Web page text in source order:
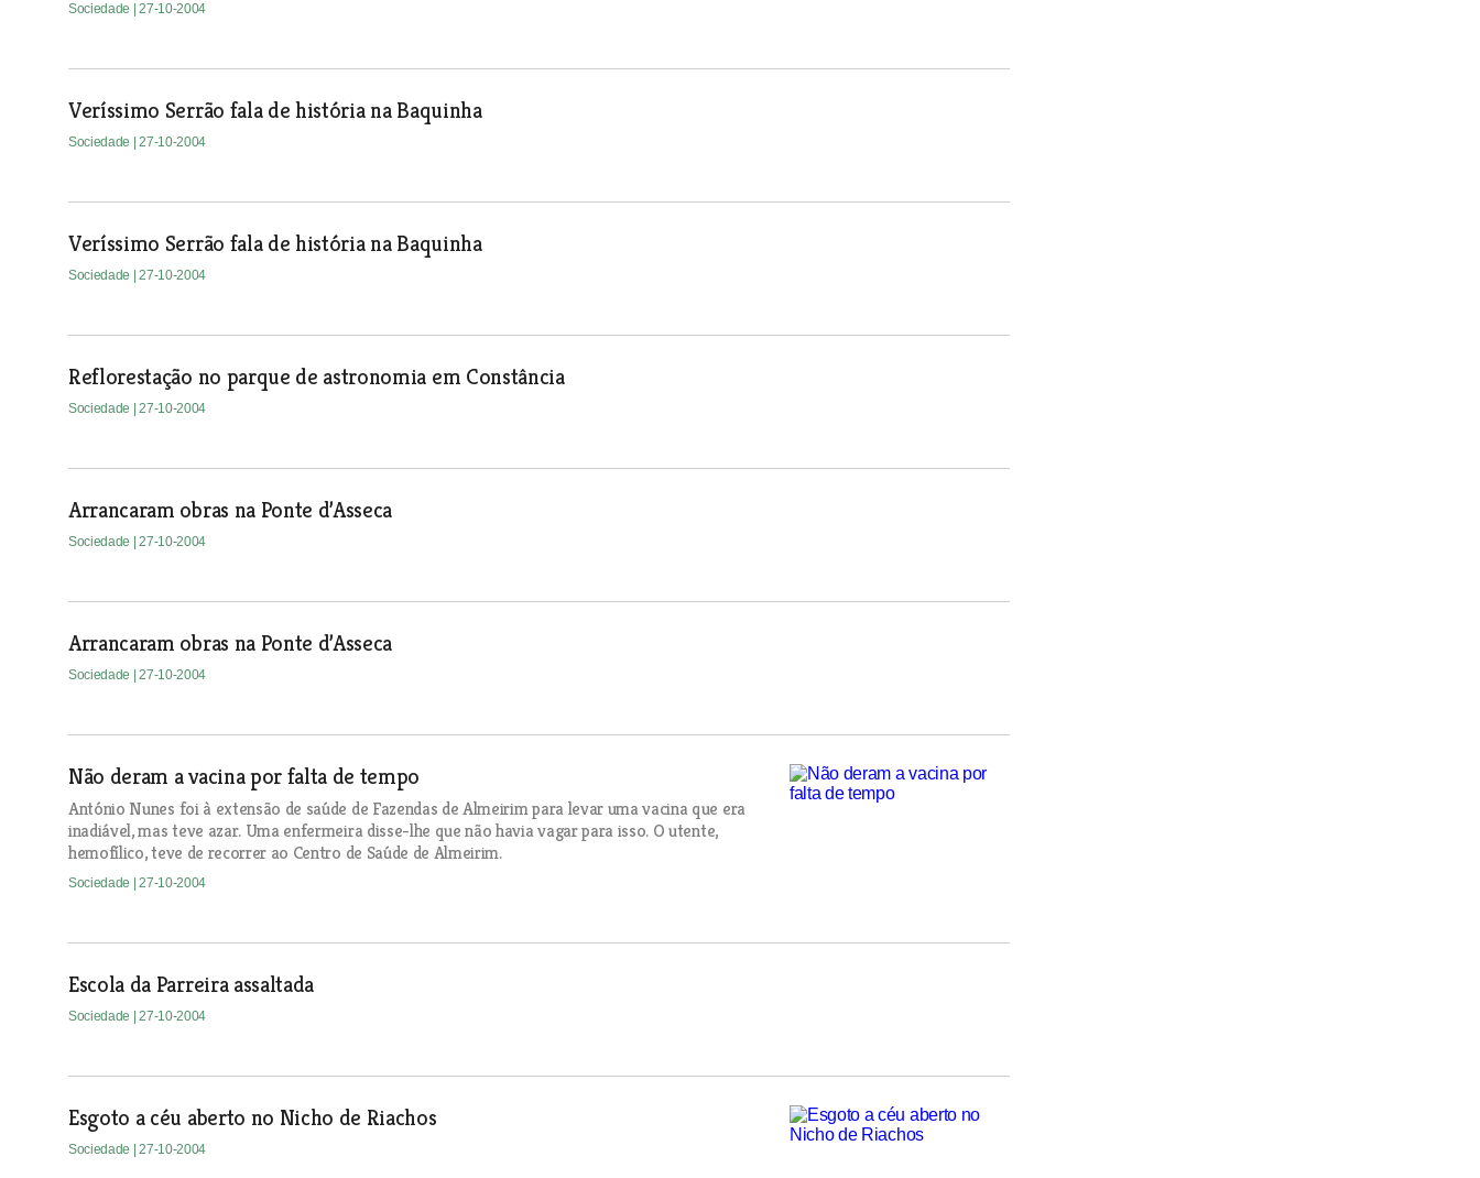
Sociedade | 27-10-2004
Veríssimo Serrão fala de história na Baquinha
Sociedade | 27-10-2004
Veríssimo Serrão fala de história na Baquinha
Sociedade | 27-10-2004
Reflorestação no parque de astronomia em Constância
Sociedade | 27-10-2004
Arrancaram obras na Ponte d’Asseca
Sociedade | 27-10-2004
Arrancaram obras na Ponte d’Asseca
Sociedade | 27-10-2004
Não deram a vacina por falta de tempo
António Nunes foi à extensão de saúde de Fazendas de Almeirim para levar uma vacina que era
inadiável, mas teve azar. Uma enfermeira disse-lhe que não havia vagar para isso. O utente,
hemofílico, teve de recorrer ao Centro de Saúde de Almeirim.
Sociedade | 27-10-2004
Escola da Parreira assaltada
Sociedade | 27-10-2004
Esgoto a céu aberto no Nicho de Riachos
Sociedade | 27-10-2004